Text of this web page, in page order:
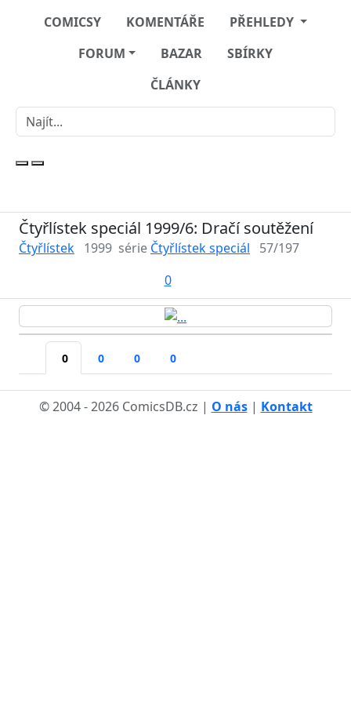
COMICSY KOMENTÁŘE
PŘEHLEDY
FORUM
BAZAR
SBÍRKY
ČLÁNKY
Čtyřlístek speciál 1999/6: Dračí soutěžení
Čtyřlístek 1999 série Čtyřlístek speciál
57/197
0
0 0 0 0
© 2004 - 2026 ComicsDB.cz | O nás| Kontakt